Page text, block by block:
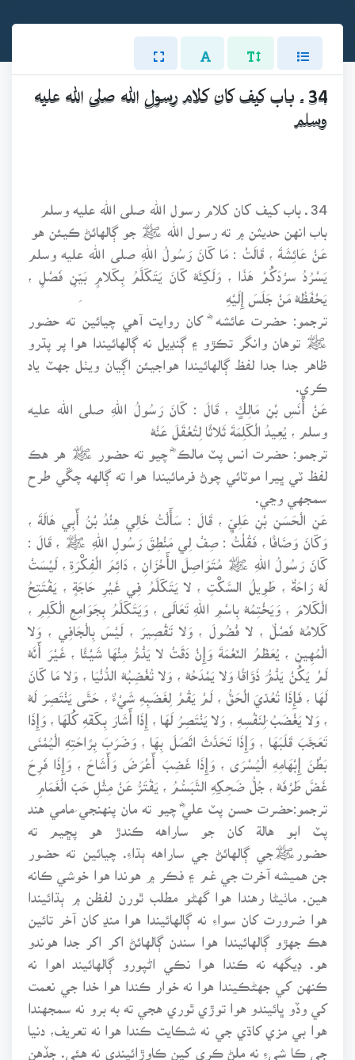
34 ـ باب كيف كان كلام رسول الله صلى الله عليه
وسلم
34 ـ باب كيف كان كلام رسول الله صلى الله عليه وسلم
باب انهن حديثن ۾ ته رسول الله ﷺ جو ڳالهائڻ ڪيئن هو
عَنْ عَائِشَةَ ، قَالَتْ : مَا كَانَ رَسُولُ اللهِ صلى الله عليه وسلم
يَسْرُدُ سرْدَكُمْ هَذَا ، وَلَكِنَّهُ كَانَ يَتَكَلَّمُ بِكَلامٍ بَيِّنٍ فَصْلٍ ،
يَحْفَظُهُ مَنْ جَلَسَ إِلَيْهِ
ترجمو: حضرت عائشه ؓ کان روايت آهي چيائين ته حضور
ﷺ توهان وانگر تڪڙو ۽ ڳنڍيل نه ڳالهائيندا هوا پر پڌرو
ظاهر جدا جدا لفظ ڳالهائيندا هواجيئن اڳيان ويٺل جهٽ ياد
عَنْ أَنَسِ بْنِ مَالِكٍ ، قَالَ : كَانَ رَسُولُ اللهِ صلى الله عليه
وسلم ، يُعِيدُ الْكَلِمَةَ ثَلاثًا لِتُعْقَلَ عَنْهُ
ترجمو: حضرت انس پٽ مالڪ ؓ چيو ته حضور ﷺ هر هڪ
لفظ ٽي ڀيرا موٽائي چوڻ فرمائيندا هوا ته ڳالهه چڱي طرح
عَنِ الْحَسَنِ بْنِ عَلِيٍّ ، قَالَ : سَأَلْتُ خَالِي هِنْدُ بْنُ أَبِي هَالَةَ ،
وَكَانَ وَصَّافًا ، فَقُلْتُ : صِفْ لِي مَنْطِقَ رَسُولِ اللهِ ﷺ ، قَالَ :
كَانَ رَسُولُ اللهِ ﷺ مُتَوَاصِلَ الأَحْزَانِ ، دَائِمَ الْفِكْرَةِ ، لَيْسَتْ
لَهُ رَاحَةٌ ، طَوِيلُ السَّكْتِ ، لا يَتَكَلَّمُ فِي غَيْرِ حَاجَةٍ ، يَفْتَتِحُ
الْكَلامَ ، وَيَخْتِمُهُ بِاسْمِ اللهِ تَعَالَى ، وَيَتَكَلَّمُ بِجَوَامِعِ الْكَلِمِ ،
كَلامُهُ فَصْلٌ ، لا فُضُولَ ، وَلا تَقْصِيرَ ، لَيْسَ بِالْجَافِي ، وَلا
الْمُهِينِ ، يُعَظِّمُ النِّعْمَةَ وَإِنْ دَقَّتْ لا يَذُمُّ مِنْهَا شَيْئًا ، غَيْرَ أَنَّهُ
لَمْ يَكُنْ يَذُمُّ ذَوَّاقًا وَلا يَمْدَحُهُ ، وَلا تُغْضِبُهُ الدُّنْيَا ، وَلا مَا كَانَ
لَهَا ، فَإِذَا تُعُدِّيَ الْحَقُّ ، لَمْ يَقُمْ لِغَضَبِهِ شَيْءٌ ، حَتَّى يَنْتَصِرَ لَهُ
، وَلا يَغْضَبُ لِنَفْسِهِ ، وَلا يَنْتَصِرُ لَهَا ، إِذَا أَشَارَ بِكَفِّهِ كُلِّهَا ، وَإِذَا
تَعَجَّبَ قَلَبَهَا ، وَإِذَا تَحَدَّثَ اتَّصَلَ بِهَا ، وَضَرَبَ بِرَاحَتِهِ الْيُمْنَى
بَطْنَ إِبْهَامِهِ الْيُسْرَى ، وَإِذَا غَضِبَ أَعْرَضَ وَأَشَاحَ ، وَإِذَا فَرِحَ
غَضَّ طَرْفَهُ ، جُلُّ ضَحِكِهِ التَّبَسُّمُ ، يَفْتَرُّ عَنْ مِثْلِ حَبِّ الْغَمَامِ
ترجمو:حضرت حسن پٽ عليؓ چيو ته مان پنهنجي مامي هند
پٽ ابو هالة کان جو ساراهه ڪندڙ هو پڇيم ته
حضورﷺجي ڳالهائڻ جي ساراهه ٻڌاءِ. چيائين ته حضور
جن هميشه آخرت جي غم ۽ فڪر ۾ هوندا هوا خوشي ڪانه
هين. ماٺيڻا رهندا هوا گهڻو مطلب ٿورن لفظن ۾ ٻڌائيندا
هوا ضرورت کان سواءِ نه ڳالهائيندا هوا منڍ کان آخر تائين
هڪ جهڙو ڳالهائيندا هوا سندن ڳالهائڻ اکر اکر جدا هوندو
هو. ڊيگهه نه ڪندا هوا نڪي اڻپورو ڳالهائيند اهوا نه
ڪنهن کي جهڻڪيندا هوا نه خوار ڪندا هوا خدا جي نعمت
کي وڏو ڀائيندو هوا توڙي ٿوري هجي ته به برو نه سمجهندا
هوا بي مزي کاڌي جي نه شڪايت ڪندا هوا نه تعريف، دنيا
جي ڪا شيءِ نه ملڻ ڪري کين ڪاوڙائيندي نه هئي. جڏهن